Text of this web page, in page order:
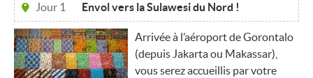
Jour 1 Envol vers la Sulawesi du Nord !
Arrivée à l’aéroport de Gorontalo
(depuis Jakarta ou Makassar),
vous serez accueillis par votre